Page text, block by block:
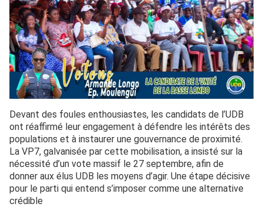
Devant des foules enthousiastes, les candidats de l’UDB
ont réaffirmé leur engagement à défendre les intérêts des
populations et à instaurer une gouvernance de proximité.
La VP7, galvanisée par cette mobilisation, a insisté sur la
nécessité d’un vote massif le 27 septembre, afin de
donner aux élus UDB les moyens d’agir. Une étape décisive
pour le parti qui entend s’imposer comme une alternative
crédible